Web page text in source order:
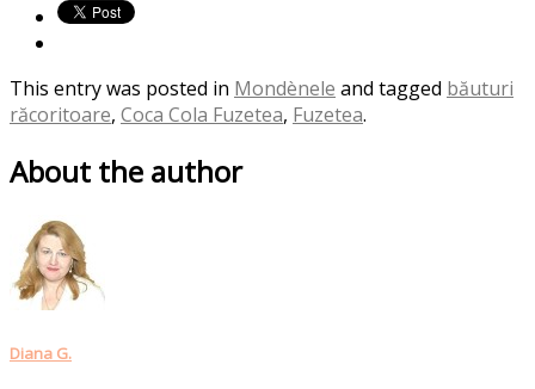
This entry was posted in Mondènele and tagged băuturi
răcoritoare, Coca Cola Fuzetea, Fuzetea.
About the author
Diana G.